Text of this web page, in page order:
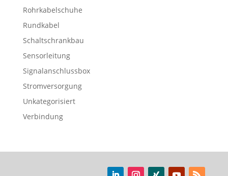
Rohrkabelschuhe
Rundkabel
Schaltschrankbau
Sensorleitung
Signalanschlussbox
Stromversorgung
Unkategorisiert
Verbindung